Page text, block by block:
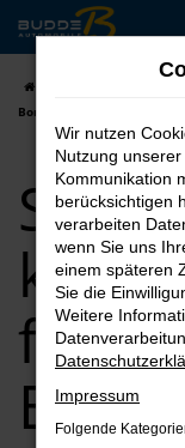
Zum
Hauptinhalt
springen
Bonn
Seat
Bonn
Wir nutzen
Nutzung
Kommunikation
berücksichtigen
verarbeiten
wenn Sie uns
einem späteren
Sie die
Weitere
Impressum
Folgende